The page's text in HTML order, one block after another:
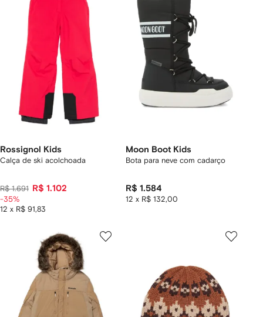
Rossignol Kids
Calça de ski acolchoada
R$ 1.691 R$ 1.102
12 x R$ 91,83
-35%
Moon Boot Kids
Bota para neve com cadarço
R$ 1.584
12 x R$ 132,00